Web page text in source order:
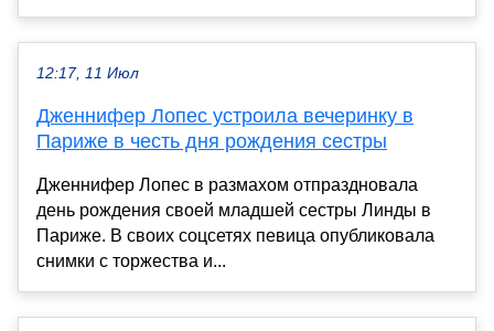
12:17, 11 Июл
Дженнифер Лопес устроила вечеринку в
Париже в честь дня рождения сестры
Дженнифер Лопес в размахом отпраздновала
день рождения своей младшей сестры Линды в
Париже. В своих соцсетях певица опубликовала
снимки с торжества и...